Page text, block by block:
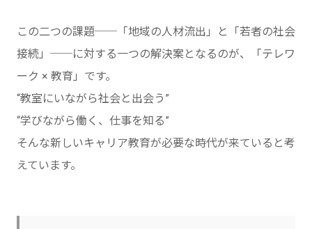
この二つの課題──「地域の人材流出」と「若者の社会
接続」──に対する一つの解決案となるのが、「テレワ
ーク × 教育」です。
“教室にいながら社会と出会う”
“学びながら働く、仕事を知る”
そんな新しいキャリア教育が必要な時代が来ていると考
えています。